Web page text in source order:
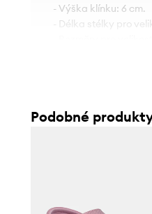
- Výška klínku: 6 cm.
- Délka stélky pro
Podobné